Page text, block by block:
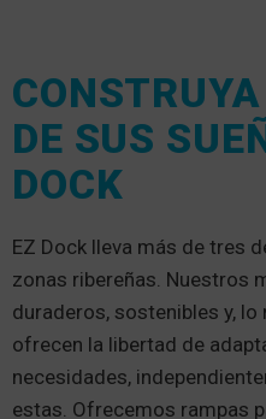
DE SUS
DOCK
EZ Dock lleva más de tres
zonas ribereñas. Nuestros
duraderos, sostenibles y,
ofrecen la libertad de
necesidades,
estas. Ofrecemos rampas